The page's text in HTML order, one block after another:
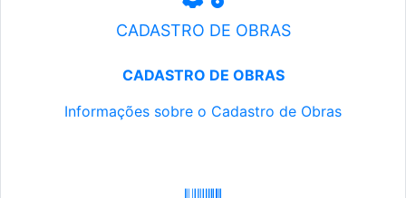
CADASTRO DE OBRAS
CADASTRO DE OBRAS
Informações sobre o Cadastro de Obras